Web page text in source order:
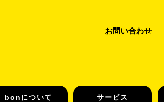
bonについて サービス
お問い合わせ